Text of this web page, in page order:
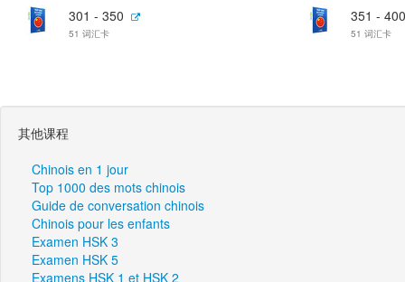
301 - 350
51 词汇卡
351 - 400
51 词汇卡
其他课程
Chinois en 1 jour
Top 1000 des mots chinois
Guide de conversation chinois
Chinois pour les enfants
Examen HSK 3
Examen HSK 5
Examens HSK 1 et HSK 2